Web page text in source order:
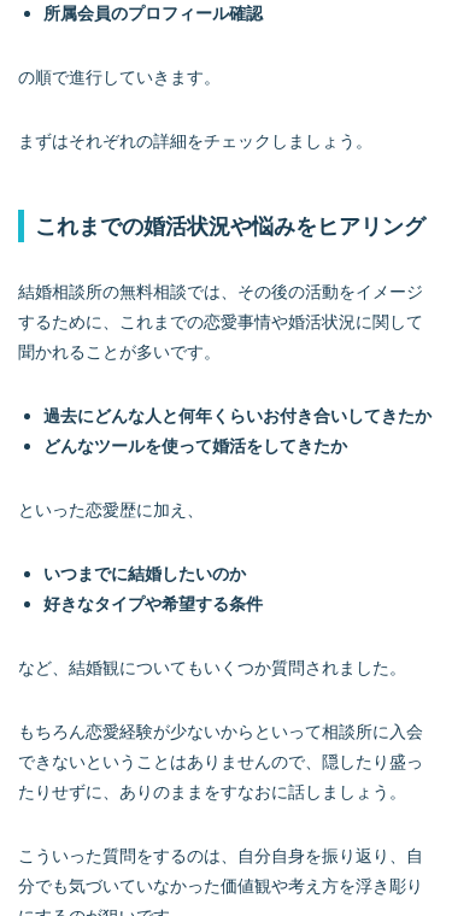
所属会員のプロフィール確認
の順で進行していきます。
まずはそれぞれの詳細をチェックしましょう。
これまでの婚活状況や悩みをヒアリング
結婚相談所の無料相談では、その後の活動をイメージ
するために、これまでの恋愛事情や婚活状況に関して
聞かれることが多いです。
過去にどんな人と何年くらいお付き合いしてきたか
どんなツールを使って婚活をしてきたか
といった恋愛歴に加え、
いつまでに結婚したいのか
好きなタイプや希望する条件
など、結婚観についてもいくつか質問されました。
もちろん恋愛経験が少ないからといって相談所に入会
できないということはありませんので、隠したり盛っ
たりせずに、ありのままをすなおに話しましょう。
こういった質問をするのは、自分自身を振り返り、自
分でも気づいていなかった価値観や考え方を浮き彫り